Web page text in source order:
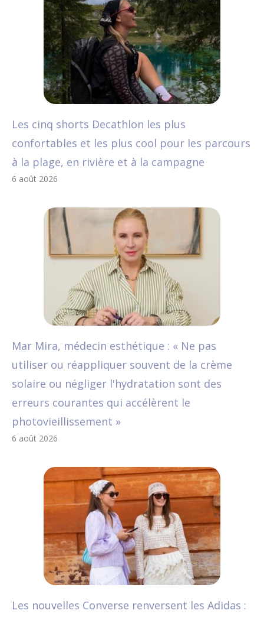
Les cinq shorts Decathlon les plus
confortables et les plus cool pour les parcours
à la plage, en rivière et à la campagne
6 août 2026
Mar Mira, médecin esthétique : « Ne pas
utiliser ou réappliquer souvent de la crème
solaire ou négliger l'hydratation sont des
erreurs courantes qui accélèrent le
photovieillissement »
6 août 2026
Les nouvelles Converse renversent les Adidas :